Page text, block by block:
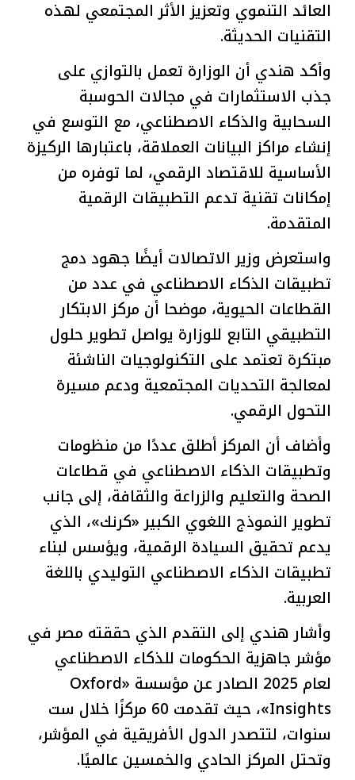
العائد التنموي وتعزيز الأثر المجتمعي لهذه
التقنيات الحديثة.
وأكد هندي أن الوزارة تعمل بالتوازي على
جذب الاستثمارات في مجالات الحوسبة
السحابية والذكاء الاصطناعي، مع التوسع في
إنشاء مراكز البيانات العملاقة، باعتبارها الركيزة
الأساسية للاقتصاد الرقمي، لما توفره من
إمكانات تقنية تدعم التطبيقات الرقمية
المتقدمة.
واستعرض وزير الاتصالات أيضًا جهود دمج
تطبيقات الذكاء الاصطناعي في عدد من
القطاعات الحيوية، موضحا أن مركز الابتكار
التطبيقي التابع للوزارة يواصل تطوير حلول
مبتكرة تعتمد على التكنولوجيات الناشئة
لمعالجة التحديات المجتمعية ودعم مسيرة
التحول الرقمي.
وأضاف أن المركز أطلق عددًا من منظومات
وتطبيقات الذكاء الاصطناعي في قطاعات
الصحة والتعليم والزراعة والثقافة، إلى جانب
تطوير النموذج اللغوي الكبير «كرنك»، الذي
يدعم تحقيق السيادة الرقمية، ويؤسس لبناء
تطبيقات الذكاء الاصطناعي التوليدي باللغة
العربية.
وأشار هندي إلى التقدم الذي حققته مصر في
مؤشر جاهزية الحكومات للذكاء الاصطناعي
لعام 2025 الصادر عن مؤسسة «Oxford
Insights»، حيث تقدمت 60 مركزًا خلال ست
سنوات، لتتصدر الدول الأفريقية في المؤشر،
وتحتل المركز الحادي والخمسين عالميًا.